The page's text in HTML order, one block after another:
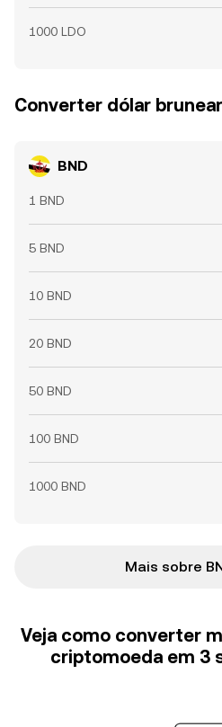
1000 LDO
Converter dólar
BND
1 BND
5 BND
10 BND
20 BND
50 BND
100 BND
1000 BND
Mais sobre
Veja como converter
criptomoeda em 3